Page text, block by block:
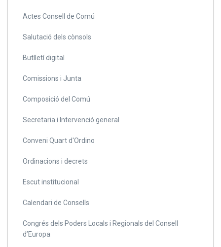
Actes Consell de Comú
Salutació dels cònsols
Butlletí digital
Comissions i Junta
Composició del Comú
Secretaria i Intervenció general
Conveni Quart d'Ordino
Ordinacions i decrets
Escut institucional
Calendari de Consells
Congrés dels Poders Locals i Regionals del Consell
d’Europa